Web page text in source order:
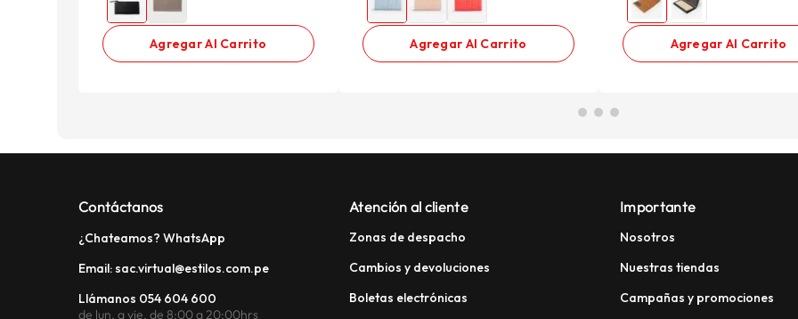
Agregar Al Carrito Agregar Al Carrito Agregar Al Carrito
Contáctanos
¿Chateamos? WhatsApp
Email: sac.virtual@estilos.com.pe
Llámanos 054 604 600
de lun. a vie. de 8:00 a 20:00hrs
Atención al cliente
Zonas de despacho
Cambios y devoluciones
Boletas electrónicas
Importante
Nosotros
Nuestras tiendas
Campañas y promociones